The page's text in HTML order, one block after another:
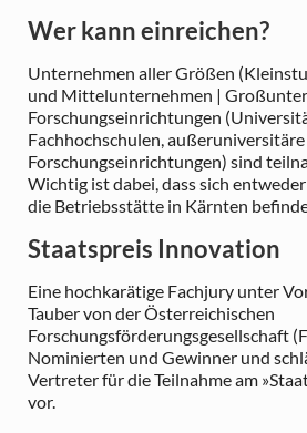
Wer kann einreichen?
Unternehmen aller Größen
und Mittelunternehmen |
Forschungseinrichtungen
Fachhochschulen, außeruniversitäre
Forschungseinrichtungen) sind
Wichtig ist dabei, dass sich
die Betriebsstätte in Kärnten
Staatspreis Innovation
Eine hochkarätige Fachjury unter
Tauber von der Österreichischen
Forschungsförderungsgesellschaft
Nominierten und Gewinner und
Vertreter für die Teilnahme am
vor.